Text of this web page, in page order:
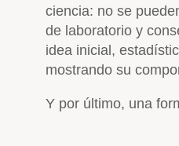
ciencia: no se
de laboratorio y
idea inicial,
mostrando su
Y por último, una